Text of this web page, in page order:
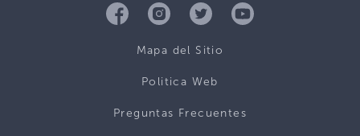
Mapa del Sitio
Politica Web
Preguntas Frecuentes